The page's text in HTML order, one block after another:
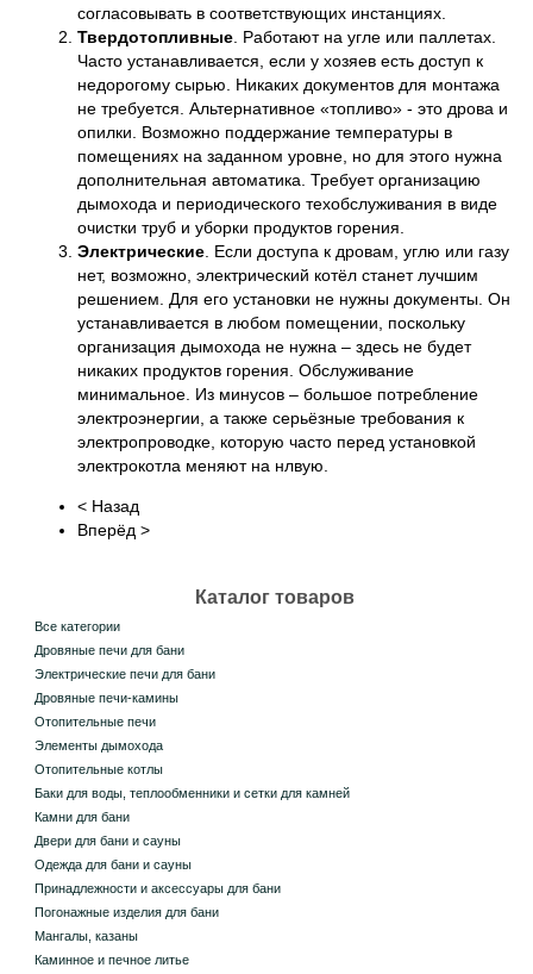
Каталог товаров
Все категории
Дровяные печи для бани
Электрические печи для бани
Дровяные печи-камины
Отопительные печи
Элементы дымохода
Отопительные котлы
Баки для воды, теплообменники и сетки для камней
Камни для бани
Двери для бани и сауны
Одежда для бани и сауны
Принадлежности и аксессуары для бани
Погонажные изделия для бани
Мангалы, казаны
Каминное и печное литье
согласовывать в соответствующих инстанциях.
Твердотопливные . Работают на угле или паллетах.
Часто устанавливается, если у хозяев есть доступ к
недорогому сырью. Никаких документов для монтажа
не требуется. Альтернативное «топливо» - это дрова и
опилки. Возможно поддержание температуры в
помещениях на заданном уровне, но для этого нужна
дополнительная автоматика. Требует организацию
дымохода и периодического техобслуживания в виде
очистки труб и уборки продуктов горения.
Электрические . Если доступа к дровам, углю или газу
нет, возможно, электрический котёл станет лучшим
решением. Для его установки не нужны документы. Он
устанавливается в любом помещении, поскольку
организация дымохода не нужна – здесь не будет
никаких продуктов горения. Обслуживание
минимальное. Из минусов – большое потребление
электроэнергии, а также серьёзные требования к
электропроводке, которую часто перед установкой
электрокотла меняют на нлвую.
< Назад
Вперёд >